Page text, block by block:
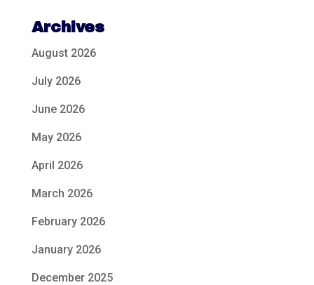
Archives
August 2026
July 2026
June 2026
May 2026
April 2026
March 2026
February 2026
January 2026
December 2025